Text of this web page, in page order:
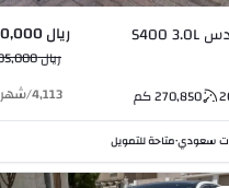
مرسيدس S400 3.0L ريال 90,000
ريال 105,000
270,850كم 4,113
/شهر
سعودي•متاحة للتمويل